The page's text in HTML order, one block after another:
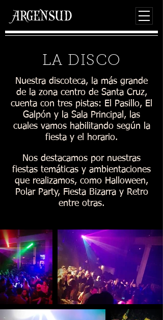
LA DISCO
Nuestra discoteca, la más grande
de la zona centro de Santa Cruz,
cuenta con tres pistas: El Pasillo, El
Galpón y la Sala Principal, las
cuales vamos habilitando según la
fiesta y el horario.
Nos destacamos por nuestras
fiestas temáticas y ambientaciones
que realizamos, como Halloween,
Polar Party, Fiesta Bizarra y Retro
entre otras.